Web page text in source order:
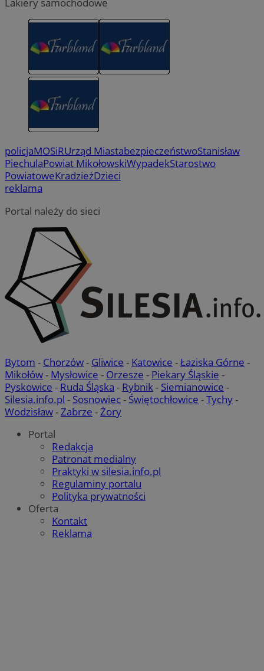
policjaMOSiRUrząd MiastabezpieczeństwoStanisław
PiechulaPowiat MikołowskiWypadekStarostwo
PowiatoweKradzieżDzieci
reklama
Portal należy do sieci
Bytom - Chorzów- Gliwice - Katowice -Łaziska Górne -
Mikołów- Mysłowice - Orzesze - Piekary Śląskie -
Pyskowice - Ruda Śląska - Rybnik- Siemianowice -
Silesia.info.pl - Sosnowiec- Świętochłowice -Tychy-
Wodzisław-Zabrze -Żory
Portal
Redakcja
Patronat medialny
Praktyki w silesia.info.pl
Regulaminy portalu
Polityka prywatności
Oferta
Kontakt
Reklama